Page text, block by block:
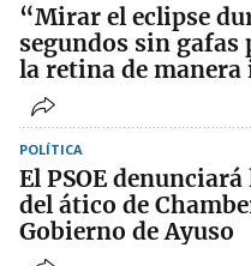
“Mirar el eclipse
segundos sin gafas
la retina de
POLÍTICA
El PSOE
del ático de
Gobierno de Ayuso